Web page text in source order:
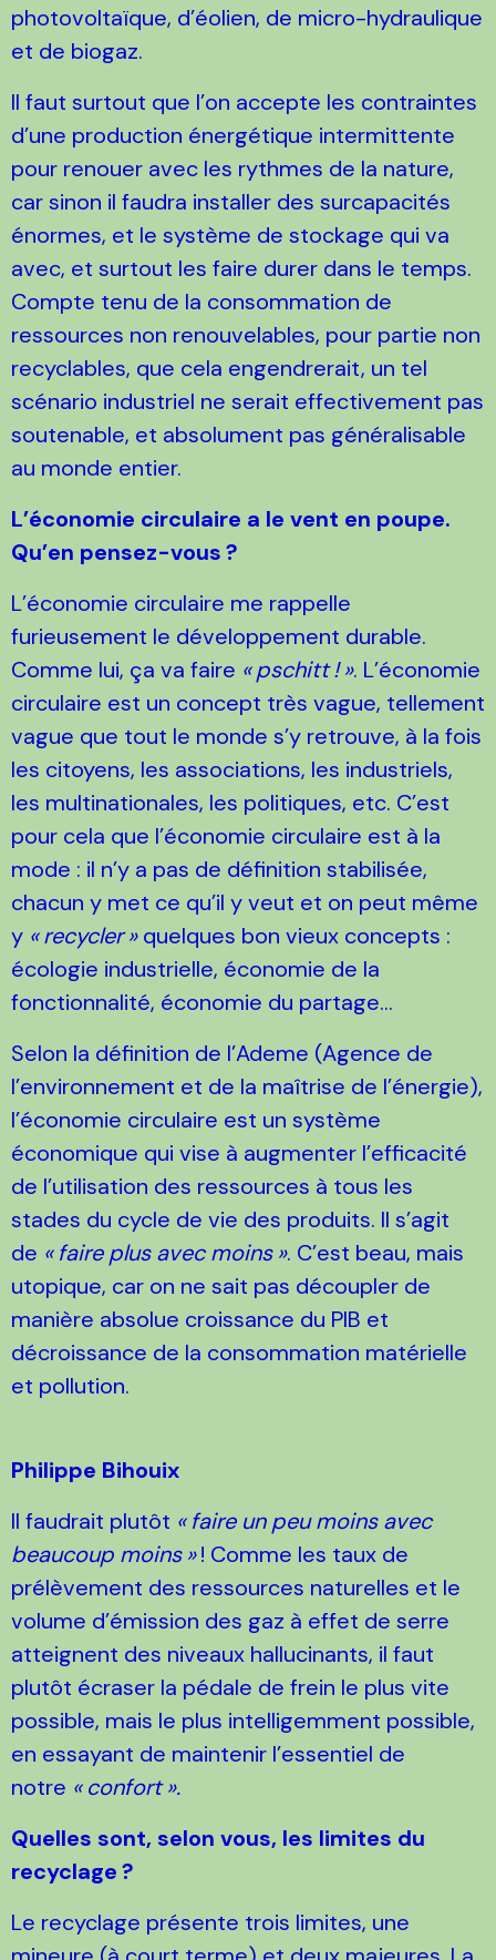
photovoltaïque, d’éolien, de micro-hydraulique
et de biogaz.
Il faut surtout que l’on accepte les contraintes
d’une production énergétique intermittente
pour renouer avec les rythmes de la nature,
car sinon il faudra installer des surcapacités
énormes, et le système de stockage qui va
avec, et surtout les faire durer dans le temps.
Compte tenu de la consommation de
ressources non renouvelables, pour partie non
recyclables, que cela engendrerait, un tel
scénario industriel ne serait effectivement pas
soutenable, et absolument pas généralisable
au monde entier.
L’économie circulaire a le vent en poupe.
Qu’en pensez-vous?
L’économie circulaire me rappelle
furieusement le développement durable.
Comme lui, ça va faire «pschitt! ». L’économie
circulaire est un concept très vague, tellement
vague que tout le monde s’y retrouve, à la fois
les citoyens, les associations, les industriels,
les multinationales, les politiques, etc. C’est
pour cela que l’économie circulaire est à la
mode : il n’y a pas de définition stabilisée,
chacun y met ce qu’il y veut et on peut même
y «recycler »quelques bon vieux concepts :
écologie industrielle, économie de la
fonctionnalité, économie du partage...
Selon la définition de l’Ademe (Agence de
l’environnement et de la maîtrise de l’énergie),
l’économie circulaire est un système
économique qui vise à augmenter l’efficacité
de l’utilisation des ressources à tous les
stades du cycle de vie des produits. Il s’agit
de « faire plus avec moins ». C’est beau, mais
utopique, car on ne sait pas découpler de
manière absolue croissance du PIB et
décroissance de la consommation matérielle
et pollution.
Philippe Bihouix
Il faudrait plutôt « faire un peu moins avec
beaucoup moins »! Comme les taux de
prélèvement des ressources naturelles et le
volume d’émission des gaz à effet de serre
atteignent des niveaux hallucinants, il faut
plutôt écraser la pédale de frein le plus vite
possible, mais le plus intelligemment possible,
en essayant de maintenir l’essentiel de
notre « confort ».
Quelles sont, selon vous, les limites du
recyclage?
Le recyclage présente trois limites, une